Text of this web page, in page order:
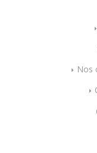
Nos